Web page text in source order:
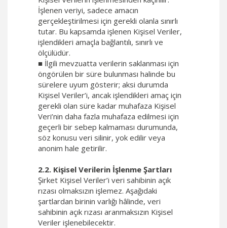
İşlenen veriyi, sadece amacın
gerçekleştirilmesi için gerekli olanla sınırlı
tutar. Bu kapsamda işlenen Kişisel Veriler,
işlendikleri amaçla bağlantılı, sınırlı ve
ölçülüdür.
■ İlgili mevzuatta verilerin saklanması için
öngörülen bir süre bulunması halinde bu
sürelere uyum gösterir; aksi durumda
Kişisel Veriler’i, ancak işlendikleri amaç için
gerekli olan süre kadar muhafaza Kişisel
Veri’nin daha fazla muhafaza edilmesi için
geçerli bir sebep kalmaması durumunda,
söz konusu veri silinir, yok edilir veya
anonim hale getirilir.
2.2. Kişisel Verilerin İşlenme Şartları
Şirket Kişisel Veriler’i veri sahibinin açık
rızası olmaksızın işlemez. Aşağıdaki
şartlardan birinin varlığı hâlinde, veri
sahibinin açık rızası aranmaksızın Kişisel
Veriler işlenebilecektir.